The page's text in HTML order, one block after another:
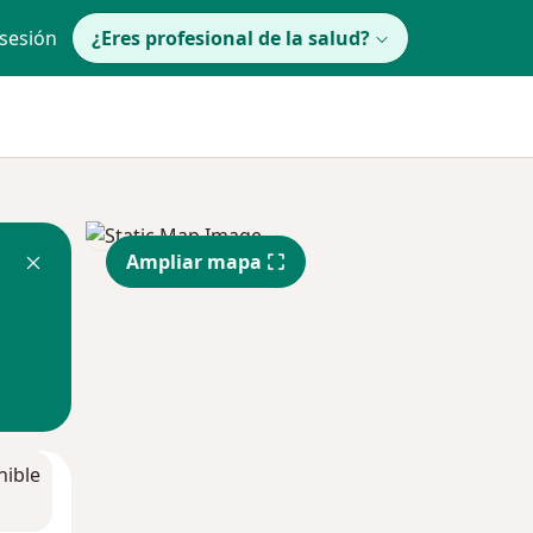
¿Eres profesional de la salud?
Ampliar mapa